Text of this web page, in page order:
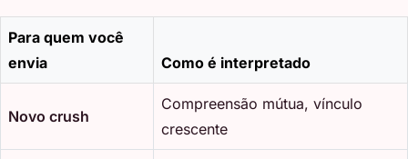
Para quem você
envia
Como é interpretado
Novo crush
Compreensão mútua, vínculo
crescente